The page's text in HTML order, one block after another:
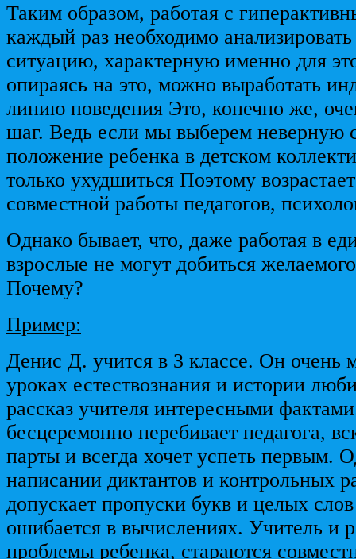
Таким образом, работая с
каждый раз необходимо
ситуацию, характерную именно для
опираясь на это, можно выработать
линию поведения Это, конечно же,
шаг. Ведь если мы выберем неверную
положение ребенка в детском
только ухудшиться Поэтому
совместной работы педагогов,
Однако бывает, что, даже работая в
взрослые не могут добиться желаемого
Почему?
Пример:
Денис Д. учится в 3 классе. Он очень
уроках естествознания и истории
рассказ учителя интересными
бесцеремонно перебивает педагога,
парты и всегда хочет успеть первым.
написании диктантов и контрольных
допускает пропуски букв и целых
ошибается в вычислениях. Учитель и
проблемы ребенка, стараются